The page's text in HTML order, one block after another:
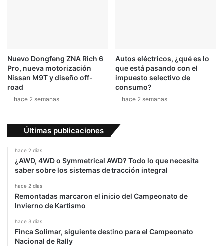
Nuevo Dongfeng ZNA Rich 6
Pro, nueva motorización
Nissan M9T y diseño off-
road
hace 2 semanas
Autos eléctricos, ¿qué es lo
que está pasando con el
impuesto selectivo de
consumo?
hace 2 semanas
Últimas publicaciones
hace 2 días
¿AWD, 4WD o Symmetrical AWD? Todo lo que necesita
saber sobre los sistemas de tracción integral
hace 2 días
Remontadas marcaron el inicio del Campeonato de
Invierno de Kartismo
hace 3 días
Finca Solimar, siguiente destino para el Campeonato
Nacional de Rally